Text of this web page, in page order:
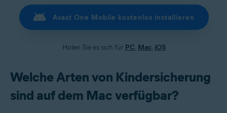
Avast One Mobile kostenlos installieren
Holen Sie es sich für PC, Mac, iOS
Welche Arten von Kindersicherung
sind auf dem Mac verfügbar?